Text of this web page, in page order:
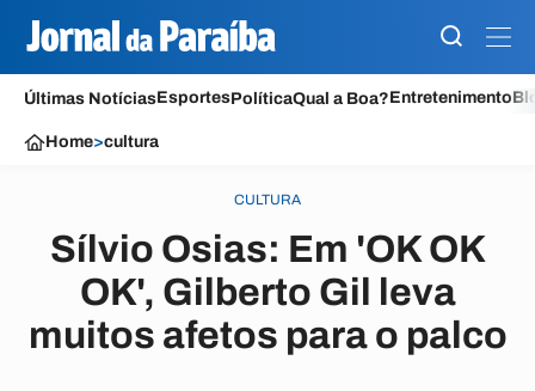
Últimas NotíciasEsportesPolíticaQual a Boa?Entretenimento
Home>cultura
CULTURA
Sílvio Osias: Em 'OK OK
OK', Gilberto Gil leva
muitos afetos para o palco